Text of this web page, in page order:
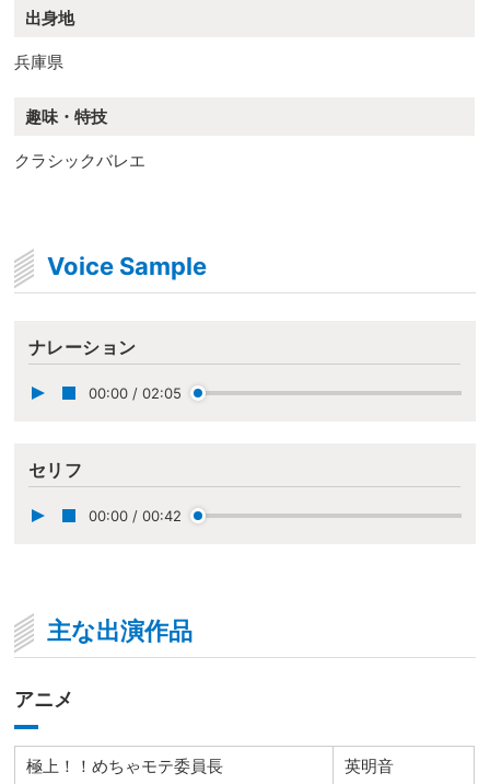
出身地
兵庫県
趣味・特技
クラシックバレエ
Voice Sample
ナレーション
00:00 / 02:05
セリフ
00:00 / 00:42
主な出演作品
アニメ
極上！！めちゃモテ委員長
英明音